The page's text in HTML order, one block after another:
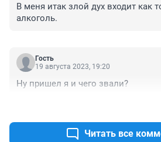
В меня итак злой дух входит как
алкоголь.
Гость
19 августа 2023, 19:20
Ну пришел я и чего звали?
Читать все